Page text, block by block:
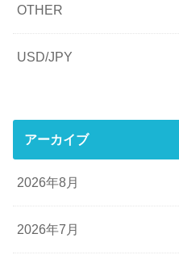
OTHER
USD/JPY
アーカイブ
2026年8月
2026年7月